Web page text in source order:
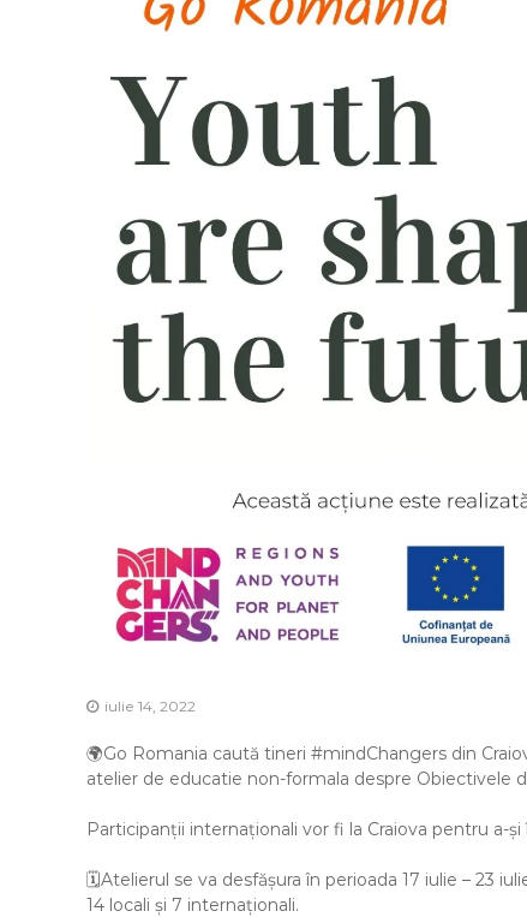
iulie 14, 2022
🌍Go Romania caută tineri #mindChangers din
atelier de educatie non-formala despre Obiectivele
Participanții internaționali vor fi la Craiova pentru a-
🗓️Atelierul se va desfășura în perioada 17 iulie – 23
14 locali și 7 internaționali.